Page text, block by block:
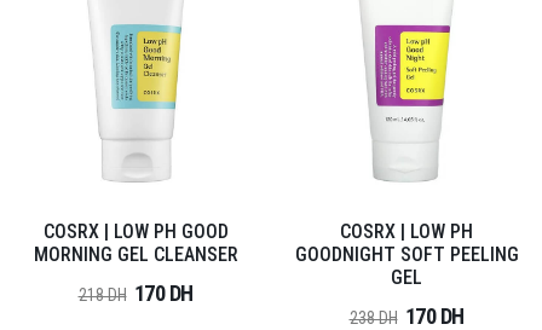
COSRX | LOW PH GOOD
MORNING GEL CLEANSER
218 DH 170 DH
COSRX | LOW PH
GOODNIGHT SOFT PEELING
GEL
238 DH 170 DH